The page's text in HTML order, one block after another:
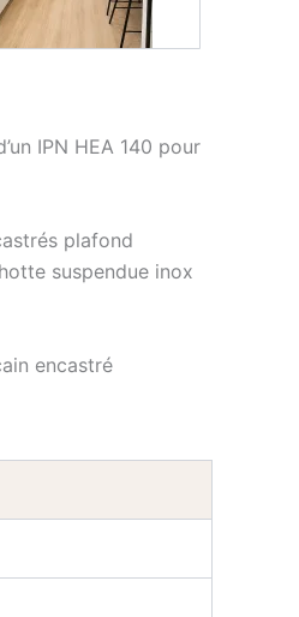
IPN HEA 140 pour
plafond
suspendue inox
encastré